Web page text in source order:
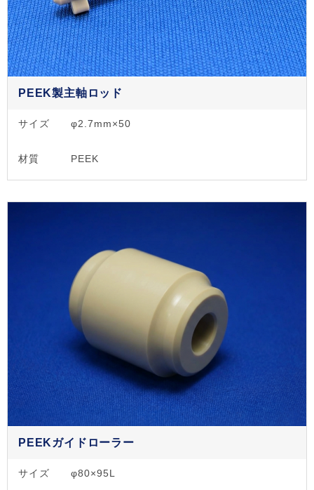
PEEK製主軸ロッド
サイズ φ2.7mm×50
材質 PEEK
PEEKガイドローラー
サイズ φ80×95L